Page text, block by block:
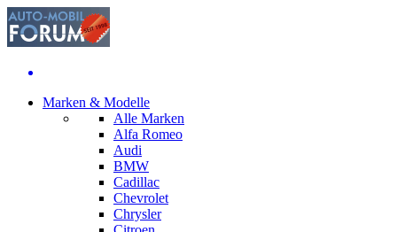
Marken & Modelle
Alle Marken
Alfa Romeo
Audi
BMW
Cadillac
Chevrolet
Chrysler